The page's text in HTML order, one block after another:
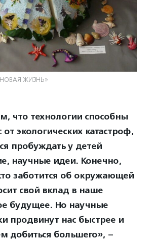
НОВАЯ ЖИЗНЬ»
что технологии способны
от экологических катастроф,
пробуждать у детей
научные идеи. Конечно,
заботится об окружающей
свой вклад в наше
будущее. Но научные
продвинут нас быстрее и
добиться большего», –